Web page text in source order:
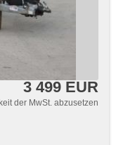
3 499 EUR
der MwSt. abzusetzen